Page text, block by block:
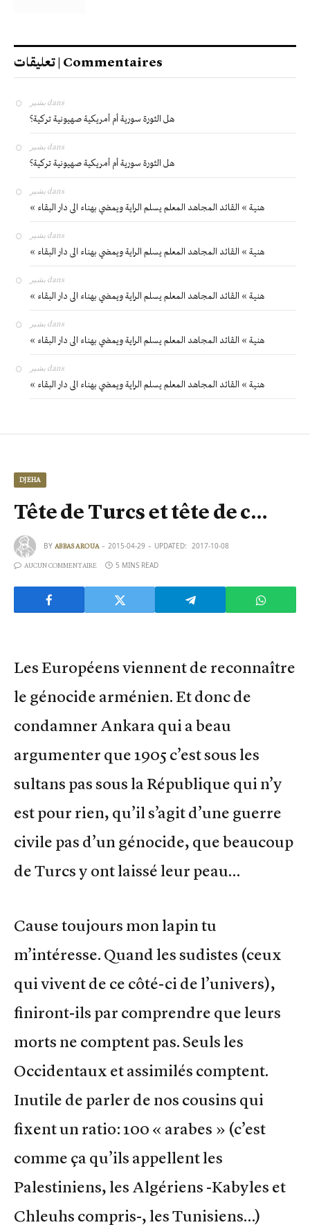
تعليقات | Commentaires
بشير dans
هل الثورة سورية أم أمريكية صهيونية تركية؟
بشير dans
هل الثورة سورية أم أمريكية صهيونية تركية؟
بشير dans
« هنية » القائد المجاهد المعلم يسلم الراية ويمضي بهناء الى دار البقاء
بشير dans
« هنية » القائد المجاهد المعلم يسلم الراية ويمضي بهناء الى دار البقاء
بشير dans
« هنية » القائد المجاهد المعلم يسلم الراية ويمضي بهناء الى دار البقاء
بشير dans
« هنية » القائد المجاهد المعلم يسلم الراية ويمضي بهناء الى دار البقاء
بشير dans
« هنية » القائد المجاهد المعلم يسلم الراية ويمضي بهناء الى دار البقاء
DJEHA
Tête de Turcs et tête de c…
BY ABBAS AROUA 2015-04-29 UPDATED: 2017-10-08
AUCUN COMMENTAIRE 5 MINS READ
Les Européens viennent de reconnaître
le génocide arménien. Et donc de
condamner Ankara qui a beau
argumenter que 1905 c’est sous les
sultans pas sous la République qui n’y
est pour rien, qu’il s’agit d’une guerre
civile pas d’un génocide, que beaucoup
de Turcs y ont laissé leur peau…
Cause toujours mon lapin tu
m’intéresse. Quand les sudistes (ceux
qui vivent de ce côté-ci de l’univers),
finiront-ils par comprendre que leurs
morts ne comptent pas. Seuls les
Occidentaux et assimilés comptent.
Inutile de parler de nos cousins qui
fixent un ratio: 100 « arabes » (c’est
comme ça qu’ils appellent les
Palestiniens, les Algériens -Kabyles et
Chleuhs compris-, les Tunisiens…)